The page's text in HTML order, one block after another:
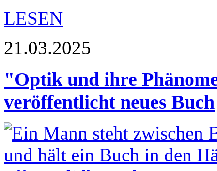
LESEN
21.03.2025
"Optik und ihre
veröffentlicht neues Buch